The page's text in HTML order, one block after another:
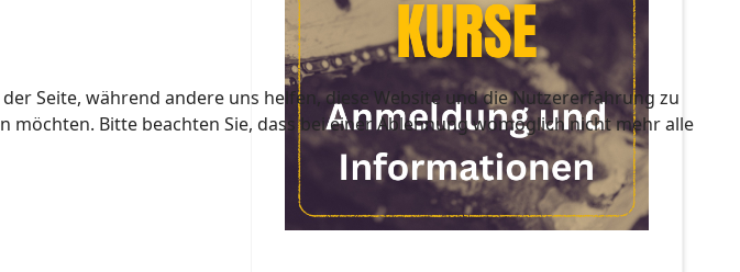
Seite, während andere uns helfen, diese Website und die Nutzererfahrung zu
möchten. Bitte beachten Sie, dass bei einer Ablehnung womöglich nicht mehr alle